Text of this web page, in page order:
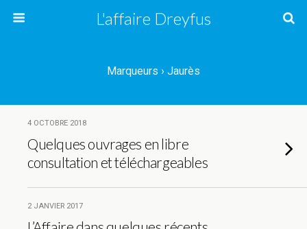
L'affaire Dreyfus
Marqueurs › Jaurès
4 OCTOBRE 2018
Quelques ouvrages en libre
consultation et téléchargeables
2 JANVIER 2017